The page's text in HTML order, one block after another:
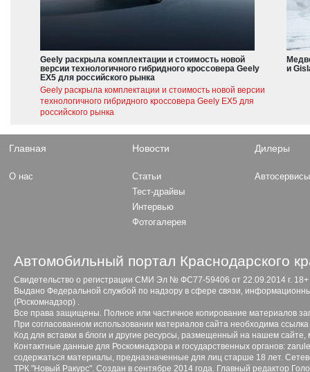
Geely раскрыла комплектации и стоимость новой
версии технологичного гибридного кроссовера Geely
EX5 для российского рынка
Geely раскрыла комплектации и стоимость новой версии
технологичного гибридного кроссовера Geely EX5 для
российского рынка
и
Главная
О нас
Новости
Статьи
Тест-драйвы
Интервью
Фотогалерея
Дилеры
Автосервисы
Автомобильный портал Краснодарского
Свидетельство о регистрации СМИ Эл № ФС77-59406 от 22.09.2014 г. 18+
Выдано Федеральной службой по надзору в сфере связи,
(Роскомнадзор) .
Все права защищены. Полное или частичное копирование материалов
При согласованном использовании материалов сайта необходима ссылка
Код для вставки в блоги и другие ресурсы, размещенный на нашем сайте,
Контактные данные для Роскомнадзора и государственных органов:
содержаться материалы, предназначенные для лиц старше 18 лет.
ТРК "Новый Ракурс". Создан в сентябре 2014 года. Главный редактор